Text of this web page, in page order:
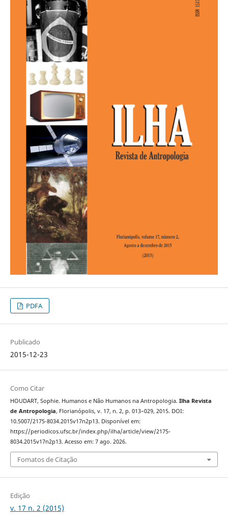
PDFA
Publicado
2015-12-23
Como Citar
HOUDART, Sophie. Humanos e Não Humanos na Antropologia. Ilha Revista
de Antropologia, Florianópolis, v. 17, n. 2, p. 013–029, 2015. DOI:
10.5007/2175-8034.2015v17n2p13. Disponível em:
https://periodicos.ufsc.br/index.php/ilha/article/view/2175-
8034.2015v17n2p13. Acesso em: 7 ago. 2026.
Fomatos de Citação
Edição
v. 17 n. 2 (2015)